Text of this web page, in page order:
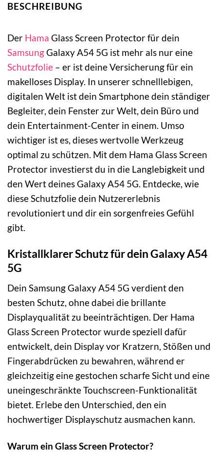
BESCHREIBUNG
Der Hama Glass Screen Protector für dein
SamsungGalaxy A54 5G ist mehr als nur eine
Schutzfolie – er ist deine Versicherung für ein
makelloses Display. In unserer schnelllebigen,
digitalen Welt ist dein Smartphone dein ständiger
Begleiter, dein Fenster zur Welt, dein Büro und
dein Entertainment-Center in einem. Umso
wichtiger ist es, dieses wertvolle Werkzeug
optimal zu schützen. Mit dem Hama Glass Screen
Protector investierst du in die Langlebigkeit und
den Wert deines Galaxy A54 5G. Entdecke, wie
diese Schutzfolie dein Nutzererlebnis
revolutioniert und dir ein sorgenfreies Gefühl
gibt.
Kristallklarer Schutz für dein Galaxy A54
5G
Dein Samsung Galaxy A54 5G verdient den
besten Schutz, ohne dabei die brillante
Displayqualität zu beeinträchtigen. Der Hama
Glass Screen Protector wurde speziell dafür
entwickelt, dein Display vor Kratzern, Stößen und
Fingerabdrücken zu bewahren, während er
gleichzeitig eine gestochen scharfe Sicht und eine
uneingeschränkte Touchscreen-Funktionalität
bietet. Erlebe den Unterschied, den ein
hochwertiger Displayschutz ausmachen kann.
Warum ein Glass Screen Protector?